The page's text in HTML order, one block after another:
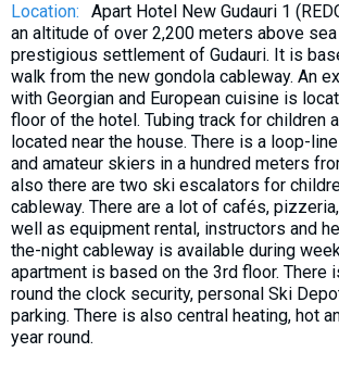
Location:
Apart Hotel New Gudauri 1
an altitude of over 2,200 meters above
prestigious settlement of Gudauri. It is
walk from the new gondola cableway. An
with Georgian and European cuisine is
floor of the hotel. Tubing track for children
located near the house. There is a loop-
and amateur skiers in a hundred meters
also there are two ski escalators for
cableway. There are a lot of cafés,
well as equipment rental, instructors and
the-night cableway is available during
apartment is based on the 3rd floor. There
round the clock security, personal Ski
parking. There is also central heating, hot
year round.
Mobile phones
Gallery
Travel reports
Safety